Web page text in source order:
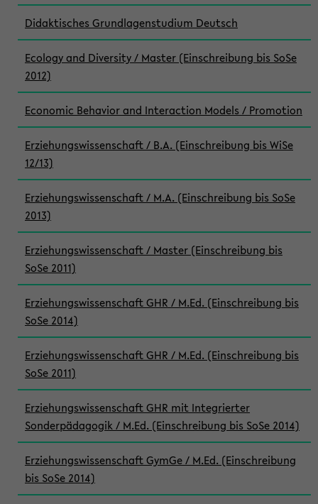
Didaktisches Grundlagenstudium Deutsch
Ecology and Diversity / Master (Einschreibung bis SoSe
2012)
Economic Behavior and Interaction Models / Promotion
Erziehungswissenschaft / B.A. (Einschreibung bis WiSe
12/13)
Erziehungswissenschaft / M.A. (Einschreibung bis SoSe
2013)
Erziehungswissenschaft / Master (Einschreibung bis
SoSe 2011)
Erziehungswissenschaft GHR / M.Ed. (Einschreibung bis
SoSe 2014)
Erziehungswissenschaft GHR / M.Ed. (Einschreibung bis
SoSe 2011)
Erziehungswissenschaft GHR mit Integrierter
Sonderpädagogik / M.Ed. (Einschreibung bis SoSe 2014)
Erziehungswissenschaft GymGe / M.Ed. (Einschreibung
bis SoSe 2014)